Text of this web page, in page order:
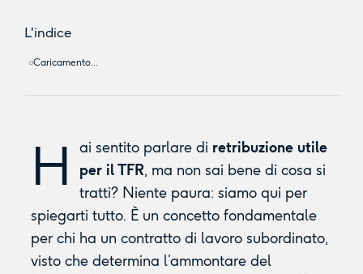
L'indice
Caricamento...
H ai sentito parlare di retribuzione utile
per il TFR, ma non sai bene di cosa si
tratti? Niente paura: siamo qui per
spiegarti tutto. È un concetto fondamentale
per chi ha un contratto di lavoro subordinato,
visto che determina l’ammontare del